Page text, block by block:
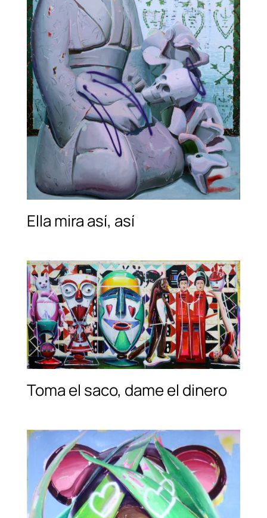
Ella mira así, así
Toma el saco, dame el dinero